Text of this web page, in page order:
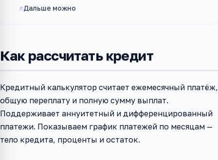
Дальше можно
Как рассчитать кредит
Кредитный калькулятор считает ежемесячный платёж,
общую переплату и полную сумму выплат.
Поддерживает аннуитетный и дифференцированный
платежи. Показываем график платежей по месяцам —
тело кредита, проценты и остаток.